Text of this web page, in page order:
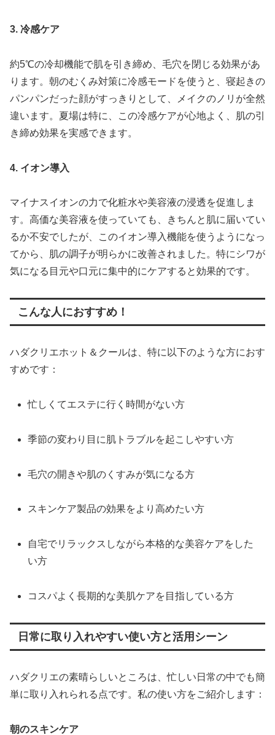
3. 冷感ケア
約5℃の冷却機能で肌を引き締め、毛穴を閉じる効果があ
ります。朝のむくみ対策に冷感モードを使うと、寝起きの
パンパンだった顔がすっきりとして、メイクのノリが全然
違います。夏場は特に、この冷感ケアが心地よく、肌の引
き締め効果を実感できます。
4. イオン導入
マイナスイオンの力で化粧水や美容液の浸透を促進しま
す。高価な美容液を使っていても、きちんと肌に届いてい
るか不安でしたが、このイオン導入機能を使うようになっ
てから、肌の調子が明らかに改善されました。特にシワが
気になる目元や口元に集中的にケアすると効果的です。
こんな人におすすめ！
ハダクリエホット＆クールは、特に以下のような方におす
すめです：
忙しくてエステに行く時間がない方
季節の変わり目に肌トラブルを起こしやすい方
毛穴の開きや肌のくすみが気になる方
スキンケア製品の効果をより高めたい方
自宅でリラックスしながら本格的な美容ケアをした
い方
コスパよく長期的な美肌ケアを目指している方
日常に取り入れやすい使い方と活用シーン
ハダクリエの素晴らしいところは、忙しい日常の中でも簡
単に取り入れられる点です。私の使い方をご紹介します：
朝のスキンケア